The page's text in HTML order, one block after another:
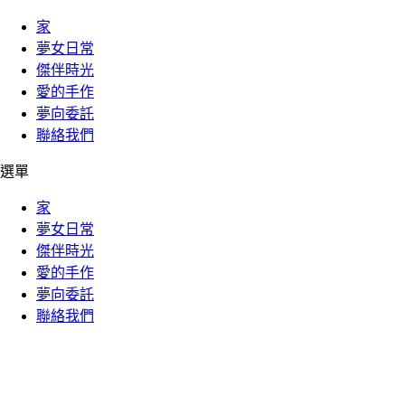
家
夢女日常
傑伴時光
愛的手作
夢向委託
聯絡我們
選單
家
夢女日常
傑伴時光
愛的手作
夢向委託
聯絡我們